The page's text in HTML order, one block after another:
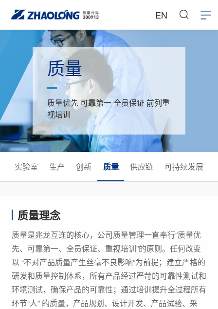
EN
质量
质量优先 可靠第一 全员保证 前列重
视培训
实验室 生产 创新 质量 供应链 可持续发展
质量理念
质量是兆龙互连的核心，公司质量管理一直奉行“质量优
先、可靠第一、全员保证、重视培训”的原则。任何改变
以 “不对产品质量产生丝毫不良影响”为前提；建立严格的
研发和质量控制体系，所有产品经过严苛的可靠性测试和
环境测试，确保产品的可靠性；通过培训提升全过程所有
环节“人” 的质量，产品规划、设计开发、产品试验、采